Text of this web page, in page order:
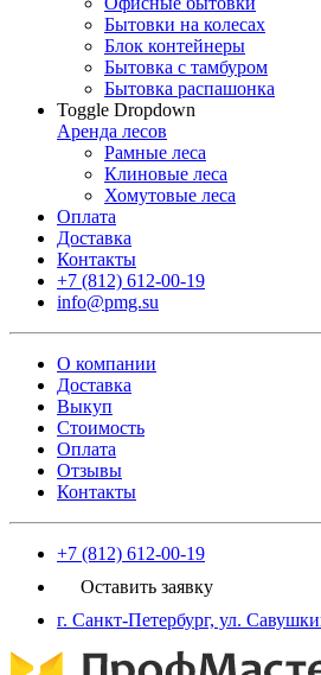
Бытовки на колесах
Блок контейнеры
Бытовка с тамбуром
Бытовка распашонка
Toggle Dropdown
Аренда лесов
Рамные леса
Клиновые леса
Хомутовые леса
Оплата
Доставка
Контакты
+7 (812) 612-00-19
info@pmg.su
О компании
Доставка
Выкуп
Стоимость
Оплата
Отзывы
Контакты
+7 (812) 612-00-19
Оставить заявку
г. Санкт-Петербург, ул.